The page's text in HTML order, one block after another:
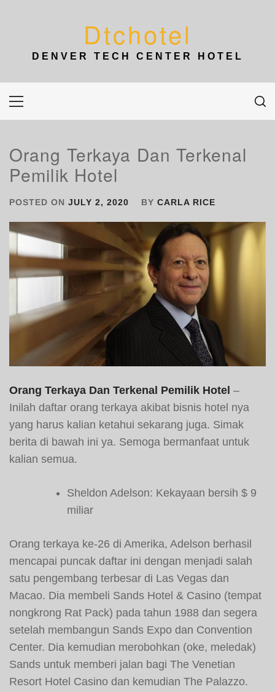
Dtchotel
DENVER TECH CENTER HOTEL
Primary
Menu
Orang Terkaya Dan Terkenal
Pemilik Hotel
POSTED ON JULY 2, 2020 BY CARLA RICE
Orang Terkaya Dan Terkenal Pemilik Hotel –
Inilah daftar orang terkaya akibat bisnis hotel nya
yang harus kalian ketahui sekarang juga. Simak
berita di bawah ini ya. Semoga bermanfaat untuk
kalian semua.
Sheldon Adelson: Kekayaan bersih $ 9
miliar
Orang terkaya ke-26 di Amerika, Adelson berhasil
mencapai puncak daftar ini dengan menjadi salah
satu pengembang terbesar di Las Vegas dan
Macao. Dia membeli Sands Hotel & Casino (tempat
nongkrong Rat Pack) pada tahun 1988 dan segera
setelah membangun Sands Expo dan Convention
Center. Dia kemudian merobohkan (oke, meledak)
Sands untuk memberi jalan bagi The Venetian
Resort Hotel Casino dan kemudian The Palazzo.